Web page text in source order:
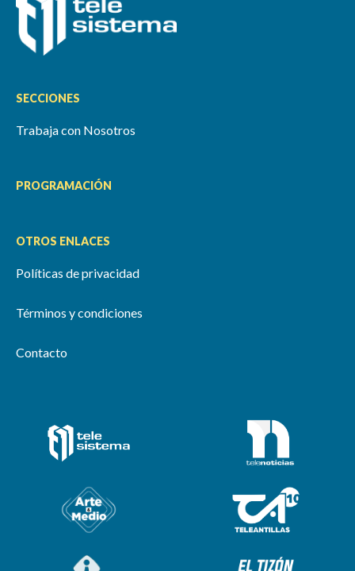
SECCIONES
Trabaja con Nosotros
PROGRAMACIÓN
OTROS ENLACES
Políticas de privacidad
Términos y condiciones
Contacto